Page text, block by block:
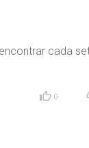
cada
0